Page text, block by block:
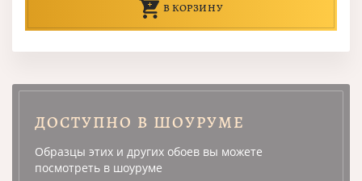
В КОРЗИНУ
ДОСТУПНО В ШОУРУМЕ
Образцы этих и других обоев вы можете
посмотреть в шоуруме